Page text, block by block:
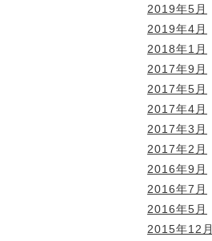
2019年5月
2019年4月
2018年1月
2017年9月
2017年5月
2017年4月
2017年3月
2017年2月
2016年9月
2016年7月
2016年5月
2015年12月